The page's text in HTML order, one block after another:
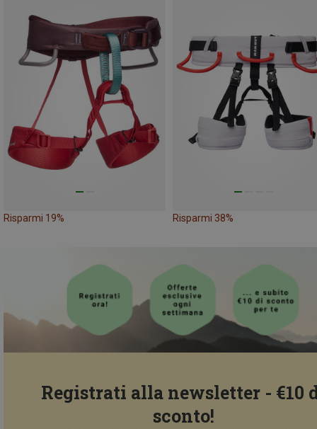
Risparmi 19% Risparmi 38%
Registrati alla newsletter - €10
sconto!